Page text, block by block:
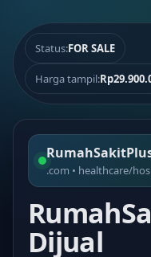
Status:FOR SALE
Harga tampil:
.com • healthcare/
Dijual